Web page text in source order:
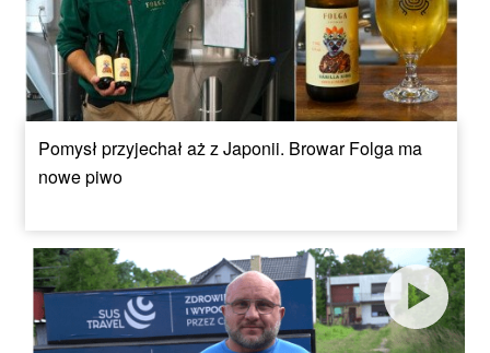
Pomysł przyjechał aż z Japonii. Browar Folga ma
nowe piwo